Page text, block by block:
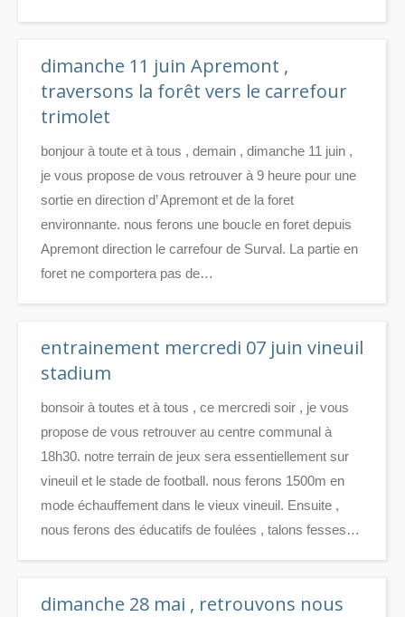
dimanche 11 juin Apremont ,
traversons la forêt vers le carrefour
trimolet
bonjour à toute et à tous , demain , dimanche 11 juin ,
je vous propose de vous retrouver à 9 heure pour une
sortie en direction d’ Apremont et de la foret
environnante. nous ferons une boucle en foret depuis
Apremont direction le carrefour de Surval. La partie en
foret ne comportera pas de…
entrainement mercredi 07 juin vineuil
stadium
bonsoir à toutes et à tous , ce mercredi soir , je vous
propose de vous retrouver au centre communal à
18h30. notre terrain de jeux sera essentiellement sur
vineuil et le stade de football. nous ferons 1500m en
mode échauffement dans le vieux vineuil. Ensuite ,
nous ferons des éducatifs de foulées , talons fesses…
dimanche 28 mai , retrouvons nous